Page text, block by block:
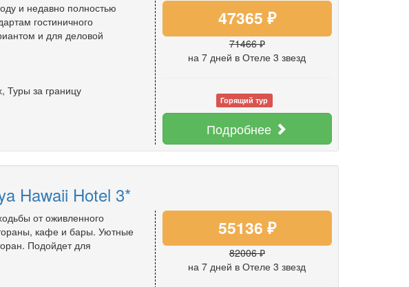
и недавно полностью
гостиничного
и для деловой
,Туры за границу
47365 ₽
71466 ₽
на 7 дней в Отеле 3 звезд
Горящий тур
Подробнее
Hawaii Hotel 3*
от оживленного
кафе и бары. Уютные
Подойдет для
55136 ₽
82006 ₽
на 7 дней в Отеле 3 звезд